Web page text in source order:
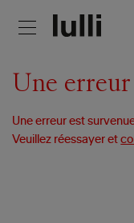
Une
Une erreur est
Veuillez réessayer et